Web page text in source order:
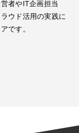
者やIT企画担当
ウド活用の実践に
です。